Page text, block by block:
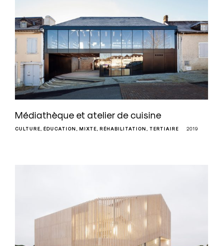
Médiathèque et atelier de cuisine
CULTURE ÉDUCATION MIXTE RÉHABILITATION TERTIAIRE 2019